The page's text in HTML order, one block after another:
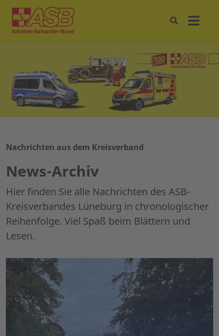
Nachrichten aus dem Kreisverband
News-Archiv
Hier finden Sie alle Nachrichten des ASB-
Kreisverbandes Lüneburg in chronologischer
Reihenfolge. Viel Spaß beim Blättern und
Lesen.